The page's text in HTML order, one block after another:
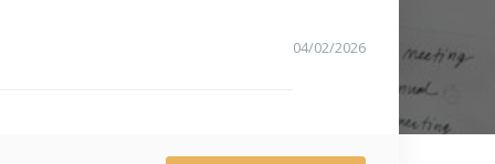
04/02/2026